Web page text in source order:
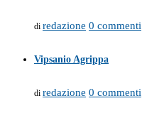
di redazione 0 commenti
Vipsanio Agrippa
di redazione 0 commenti